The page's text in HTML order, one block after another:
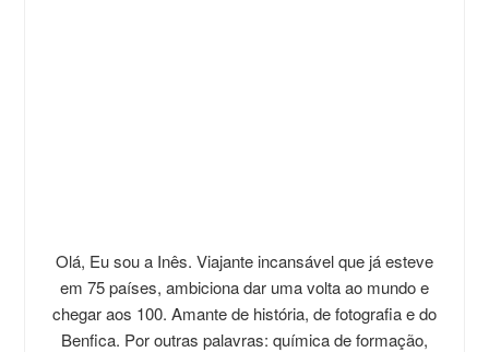
Olá, Eu sou a Inês. Viajante incansável que já esteve
em 75 países, ambiciona dar uma volta ao mundo e
chegar aos 100. Amante de história, de fotografia e do
Benfica. Por outras palavras: química de formação,